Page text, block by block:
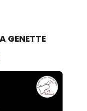
GENETTE